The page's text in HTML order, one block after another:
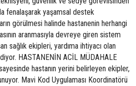
fenalaşarak yaşamsal destek
görülmesi halinde hastanenin herhangi
aranmasıyla devreye giren sistem
sağlık ekipleri, yardıma ihtiyacı olan
HASTANENİN ACİL MÜDAHALE
hastanın yerini belirleyen ekipler,
Mavi Kod Uygulaması Koordinatörü